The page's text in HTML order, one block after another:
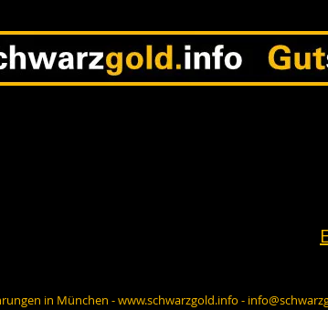
in München -www.schwarzgold.info -